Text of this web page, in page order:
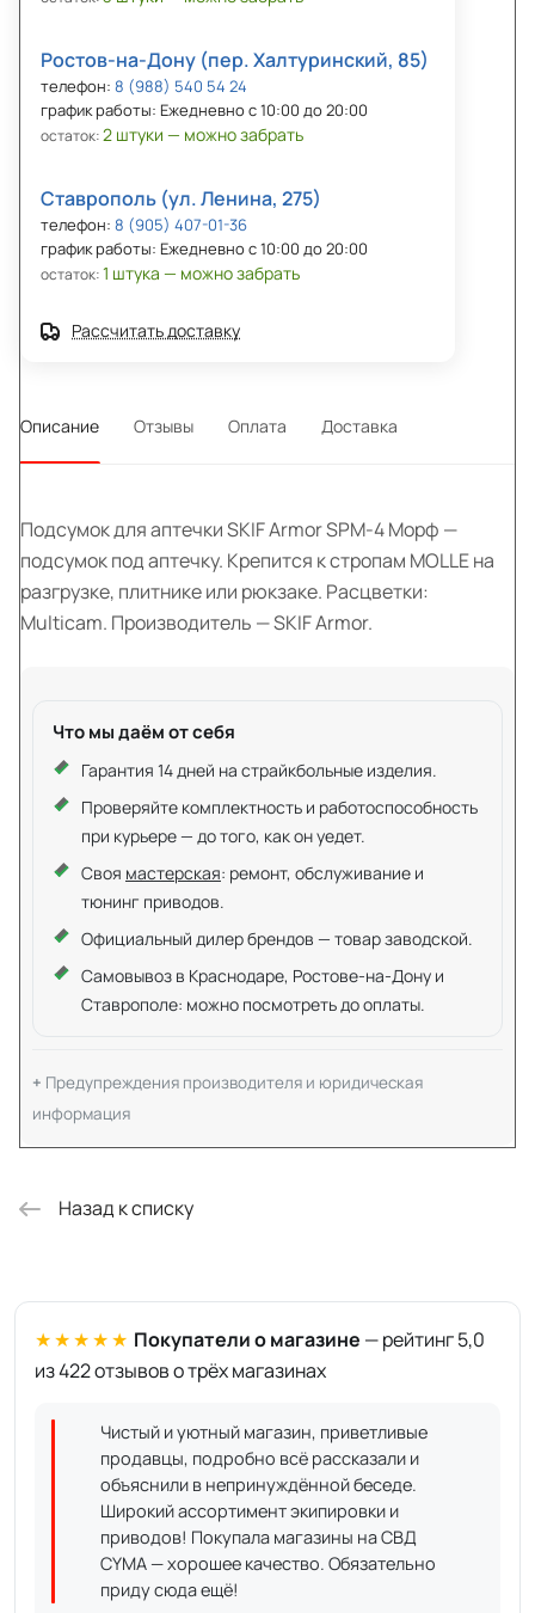
Ростов-на-Дону (пер. Халтуринский, 85)
телефон: 8 (988) 540 54 24
график работы: Ежедневно с 10:00 до 20:00
остаток:2 штуки — можно забрать
Ставрополь (ул. Ленина, 275)
телефон: 8 (905) 407-01-36
график работы: Ежедневно с 10:00 до 20:00
остаток:1 штука — можно забрать
Рассчитать доставку
Описание Отзывы Оплата Доставка
Подсумок для аптечки SKIF Armor SPM-4 Морф —
подсумок под аптечку. Крепится к стропам MOLLE на
разгрузке, плитнике или рюкзаке. Расцветки:
Multicam. Производитель — SKIF Armor.
Что мы даём от себя
Гарантия 14 дней на страйкбольные изделия.
Проверяйте комплектность и работоспособность
при курьере — до того, как он уедет.
Своя мастерская: ремонт, обслуживание и
тюнинг приводов.
Официальный дилер брендов — товар заводской.
Самовывоз в Краснодаре, Ростове-на-Дону и
Ставрополе: можно посмотреть до оплаты.
Предупреждения производителя и юридическая
информация
Назад к списку
★★★★★ Покупатели о магазине — рейтинг 5,0
из 422 отзывов о трёх магазинах
Чистый и уютный магазин, приветливые
продавцы, подробно всё рассказали и
объяснили в непринуждённой беседе.
Широкий ассортимент экипировки и
приводов! Покупала магазины на СВД
CYMA — хорошее качество. Обязательно
приду сюда ещё!